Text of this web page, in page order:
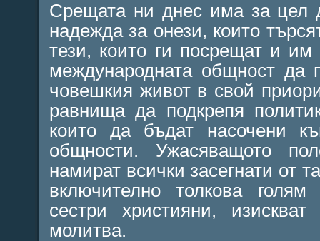
Срещата ни днес има за цел
надежда за онези, които
тези, които ги посрещат и им
международната общност да
човешкия живот в свой
равнища да подкрепя
които да бъдат насочени
общности. Ужасяващото
намират всички засегнати от
включително толкова
сестри християни,
молитва.